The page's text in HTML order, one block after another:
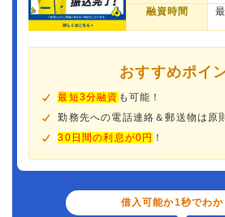
融資時間
おすすめポイ
最短3分融資 も可能！
勤務先への電話連絡＆郵送物は原
30日間の利息が0円 ！
借入可能か1秒でわ